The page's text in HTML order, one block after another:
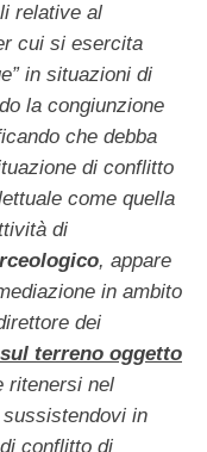
relative al
cui si esercita
in situazioni di
la congiunzione
che debba
di conflitto
come quella
di
, appare
in ambito
dei
terreno oggetto
ritenersi nel
sussistendovi in
conflitto di